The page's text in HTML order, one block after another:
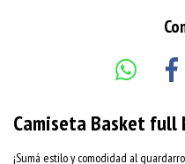
Camiseta Basket full
¡Sumá estilo y comodidad al